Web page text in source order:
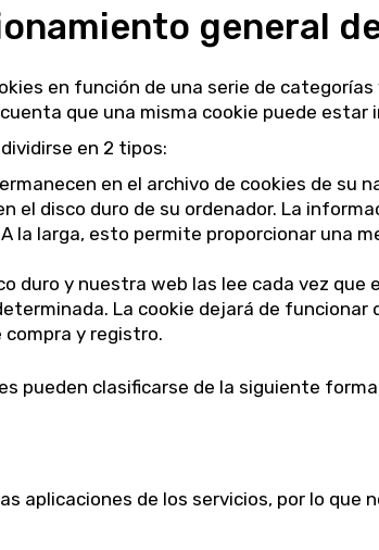
general
en función de una serie de
que una misma cookie puede estar
en 2 tipos:
en el archivo de cookies de su
el disco duro de su ordenador. La
la larga, esto permite proporcionar una
duro y nuestra web las lee cada vez que
La cookie dejará de funcionar
y registro.
pueden clasificarse de la siguiente
aplicaciones de los servicios, por lo que